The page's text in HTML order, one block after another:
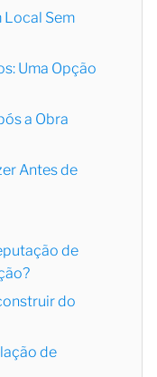
Local Sem
Uma Opção
a Obra
Antes de
de
do
de